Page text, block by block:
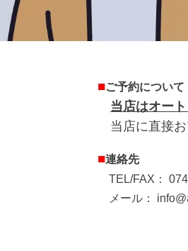
■ご予約について
当店はオー
当店に直接お
■連絡先
TEL/FAX：
メール：